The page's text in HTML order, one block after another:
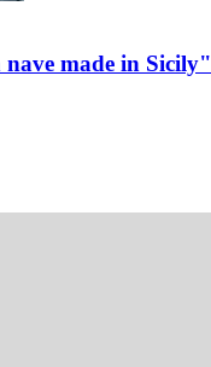
made in Sicily"